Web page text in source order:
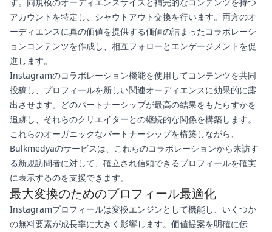
アカウントを特定し、シャウトアウト交換を行います。両方のオ
ーディエンスに真の価値を提供する価値の詰まったコラボレーシ
ョンコンテンツを作成し、相互フォローとエンゲージメントを促
進します。
Instagramのコラボレーション機能を使用してコンテンツを共同
投稿し、プロフィールを新しい関連オーディエンスに効果的に露
出させます。どのパートナーシップが最高の結果をもたらすかを
追跡し、それらのクリエイターとの継続的な関係を構築します。
これらのオーガニックなパートナーシップを構築しながら、
Bulkmedyaのサービスは、これらのコラボレーションから来訪す
る新規訪問者に対して、確立され信頼できるプロフィールを確実
に表示するのを支援できます。
最大変換のためのプロフィール最適化
Instagramプロフィールは変換エンジンとして機能し、いくつか
の無料要素が成長率に大きく影響します。価値提案を明確に伝